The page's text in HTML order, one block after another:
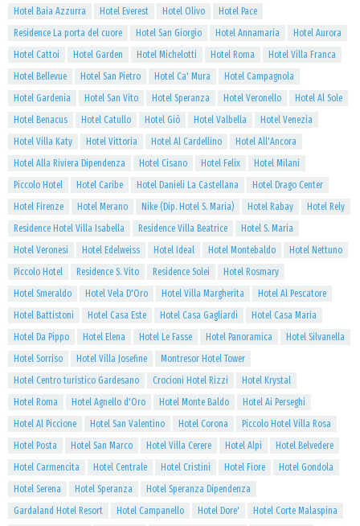
Hotel Baia Azzurra Hotel Everest Hotel Olivo
Hotel Pace
Residence La porta del cuore
Hotel San Giorgio Hotel Annamaria
Hotel Aurora
Hotel Cattoi
Hotel Garden Hotel Michelotti Hotel Roma
Hotel Villa Franca
Hotel Bellevue
Hotel San Pietro Hotel Ca' Mura
Hotel Campagnola
Hotel Gardenia
Hotel San Vito Hotel Speranza Hotel Veronello
Hotel Al Sole
Hotel Benacus
Hotel Catullo Hotel Giò Hotel Valbella
Hotel Venezia
Hotel Villa Katy
Hotel Vittoria Hotel Al Cardellino
Hotel All'Ancora
Hotel Alla Riviera Dipendenza
Hotel Cisano Hotel Felix
Hotel Milani
Piccolo Hotel
Hotel Caribe Hotel Danieli La Castellana
Hotel Drago Center
Hotel Firenze
Hotel Merano Nike (Dip. Hotel S. Maria) Hotel Rabay
Hotel Rely
Residence Hotel Villa Isabella
Residence Villa Beatrice
Hotel S. Maria
Hotel Veronesi
Hotel Edelweiss Hotel Ideal Hotel Montebaldo
Hotel Nettuno
Piccolo Hotel
Residence S. Vito Residence Solei
Hotel Rosmary
Hotel Smeraldo
Hotel Vela D'Oro Hotel Villa Margherita
Hotel Al Pescatore
Hotel Battistoni
Hotel Casa Este Hotel Casa Gagliardi
Hotel Casa Maria
Hotel Da Pippo
Hotel Elena Hotel Le Fasse Hotel Panoramica
Hotel Silvanella
Hotel Sorriso
Hotel Villa Josefine
Montresor Hotel Tower
Hotel Centro turistico Gardesano
Crocioni Hotel Rizzi
Hotel Krystal
Hotel Roma
Hotel Agnello d'Oro Hotel Monte Baldo
Hotel Ai Perseghi
Hotel Al Piccione
Hotel San Valentino Hotel Corona
Piccolo Hotel Villa Rosa
Hotel Posta
Hotel San Marco Hotel Villa Cerere Hotel Alpi
Hotel Belvedere
Hotel Carmencita
Hotel Centrale Hotel Cristini Hotel Fiore
Hotel Gondola
Hotel Serena
Hotel Speranza
Hotel Speranza Dipendenza
Gardaland Hotel Resort
Hotel Campanello Hotel Dore'
Hotel Corte Malaspina